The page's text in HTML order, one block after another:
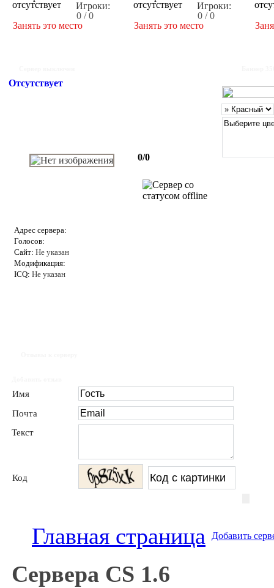
Игроки:
0 / 0
Занять это место
Игроки:
0 / 0
Занять это место
Отсутствует
0/0
Адрес сервера:
Голосов:
Сайт: Не указан
Модификация:
ICQ: Не указан
Имя
Почта
Текст
Код
Главная страница Добавить
Сервера CS 1.6